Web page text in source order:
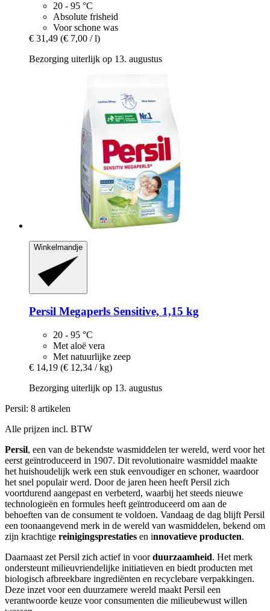
20 - 95 °C
Absolute frisheid
Voor schone was
€ 31,49 (€ 7,00 / l)
Bezorging uiterlijk op 13. augustus
Winkelmandje
Persil Megaperls Sensitive, 1,15 kg
20 - 95 °C
Met aloë vera
Met natuurlijke zeep
€ 14,19 (€ 12,34 / kg)
Bezorging uiterlijk op 13. augustus
Persil: 8 artikelen
Alle prijzen incl. BTW
Persil, een van de bekendste wasmiddelen ter wereld, werd voor het
eerst geïntroduceerd in 1907. Dit revolutionaire wasmiddel maakte
het huishoudelijk werk een stuk eenvoudiger en schoner, waardoor
het snel populair werd. Door de jaren heen heeft Persil zich
voortdurend aangepast en verbeterd, waarbij het steeds nieuwe
technologieën en formules heeft geïntroduceerd om aan de
behoeften van de consument te voldoen. Vandaag de dag blijft Persil
een toonaangevend merk in de wereld van wasmiddelen, bekend om
zijn krachtige reinigingsprestaties en innovatieve producten.
Daarnaast zet Persil zich actief in voorduurzaamheid. Het merk
ondersteunt milieuvriendelijke initiatieven en biedt producten met
biologisch afbreekbare ingrediënten en recyclebare verpakkingen.
Deze inzet voor een duurzamere wereld maakt Persil een
verantwoorde keuze voor consumenten die milieubewust willen